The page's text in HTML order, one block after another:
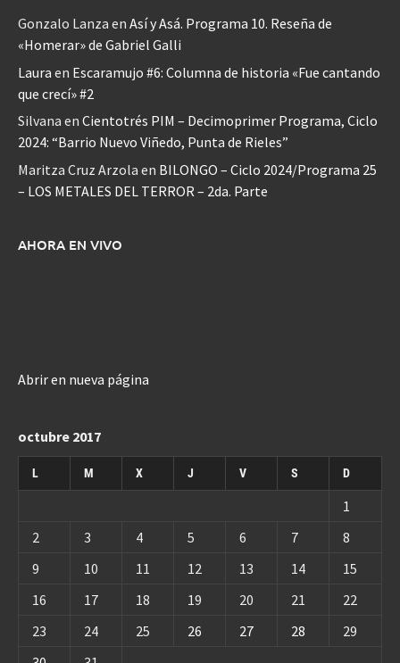
Gonzalo Lanza en Así y Asá. Programa 10. Reseña de
«Homerar» de Gabriel Galli
Laura en Escaramujo #6: Columna de historia «Fue cantando
que crecí» #2
Silvana en Cientotrés PIM – Decimoprimer Programa, Ciclo
2024: “Barrio Nuevo Viñedo, Punta de Rieles”
Maritza Cruz Arzola en BILONGO – Ciclo 2024/Programa 25
– LOS METALES DEL TERROR – 2da. Parte
AHORA EN VIVO
Abrir en nueva página
octubre 2017
L M X J V S D
1
2
3 4 5 6 7
8
9
10 11 12 13 14
15
16
17 18 19 20 21
22
23
24 25 26 27 28
29